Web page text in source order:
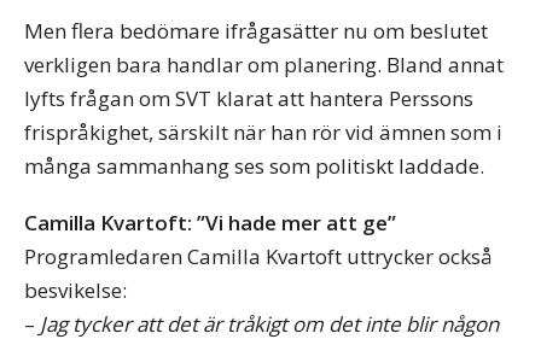
Men flera bedömare ifrågasätter nu om beslutet
verkligen bara handlar om planering. Bland annat
lyfts frågan om SVT klarat att hantera Perssons
frispråkighet, särskilt när han rör vid ämnen som i
många sammanhang ses som politiskt laddade.
Camilla Kvartoft: ”Vi hade mer att ge”
Programledaren Camilla Kvartoft uttrycker också
besvikelse:
– Jag tycker att det är tråkigt om det inte blir någon